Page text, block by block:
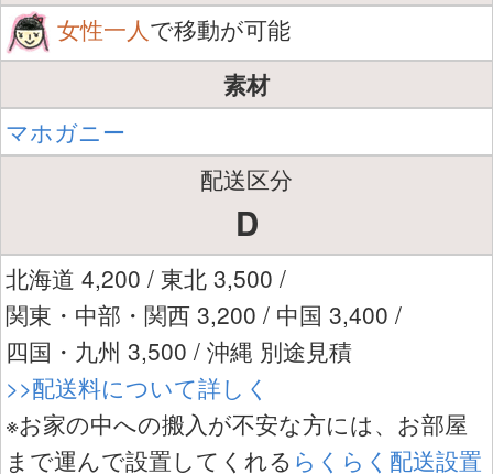
女性一人で移動が可能
素材
マホガニー
配送区分
D
北海道 4,200 / 東北 3,500 /
関東・中部・関西 3,200 / 中国 3,400 /
四国・九州 3,500 / 沖縄 別途見積
>>配送料について詳しく
※お家の中への搬入が不安な方には、お部屋
まで運んで設置してくれる らくらく配送設置